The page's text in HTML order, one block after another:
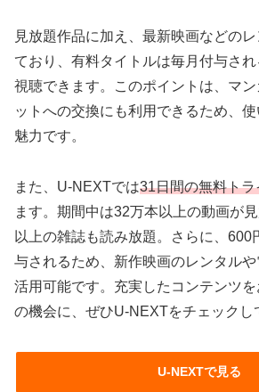
見放題作品に加え、最新映画などの
ており、有料タイトルは毎月付与さ
視聴できます。このポイントは、マ
ットへの交換にも利用できるため、
魅力です。
また、U-NEXTでは31日間の無料トラ
ます。期間中は32万本以上の動画が
以上の雑誌も読み放題。さらに、600
与されるため、新作映画のレンタル
活用可能です。充実したコンテンツ
の機会に、ぜひU-NEXTをチェックし
U-NEXTで見る